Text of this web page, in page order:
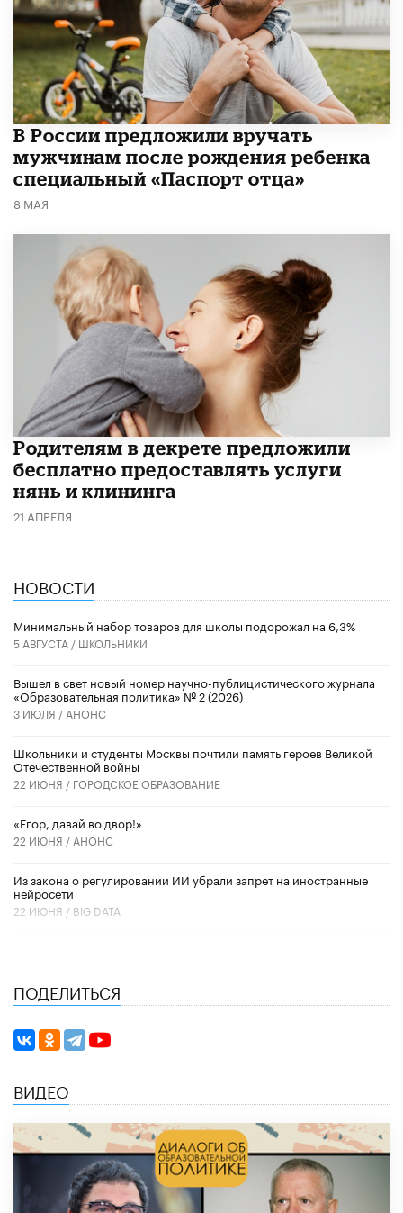
В России предложили вручать
мужчинам после рождения ребенка
специальный «Паспорт отца»
8 МАЯ
Родителям в декрете предложили
бесплатно предоставлять услуги
нянь и клининга
21 АПРЕЛЯ
НОВОСТИ
Минимальный набор товаров для школы подорожал на 6,3%
5 АВГУСТА / ШКОЛЬНИКИ
Вышел в свет новый номер научно-публицистического журнала
«Образовательная политика» № 2 (2026)
3 ИЮЛЯ / АНОНС
Школьники и студенты Москвы почтили память героев Великой
Отечественной войны
22 ИЮНЯ / ГОРОДСКОЕ ОБРАЗОВАНИЕ
«Егор, давай во двор!»
22 ИЮНЯ / АНОНС
Из закона о регулировании ИИ убрали запрет на иностранные
нейросети
22 ИЮНЯ / BIG DATA
ПОДЕЛИТЬСЯ
ВИДЕО